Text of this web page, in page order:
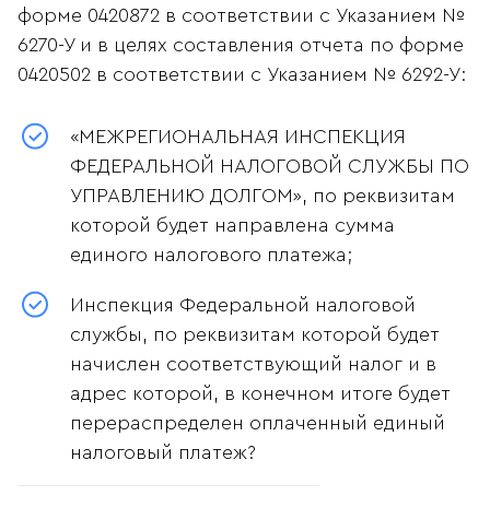
форме 0420872 в соответствии с Указанием №
6270-У и в целях составления отчета по форме
0420502 в соответствии с Указанием № 6292-У:
«МЕЖРЕГИОНАЛЬНАЯ ИНСПЕКЦИЯ
ФЕДЕРАЛЬНОЙ НАЛОГОВОЙ СЛУЖБЫ ПО
УПРАВЛЕНИЮ ДОЛГОМ», по реквизитам
которой будет направлена сумма
единого налогового платежа;
Инспекция Федеральной налоговой
службы, по реквизитам которой будет
начислен соответствующий налог и в
адрес которой, в конечном итоге будет
перераспределен оплаченный единый
налоговый платеж?